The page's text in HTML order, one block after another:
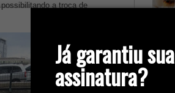
Já garantiu sua
assinatura?
a troca de